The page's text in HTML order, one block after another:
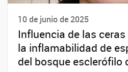
10 de junio de 2025
Influencia de las
la inflamabilidad de
del bosque esclerófilo